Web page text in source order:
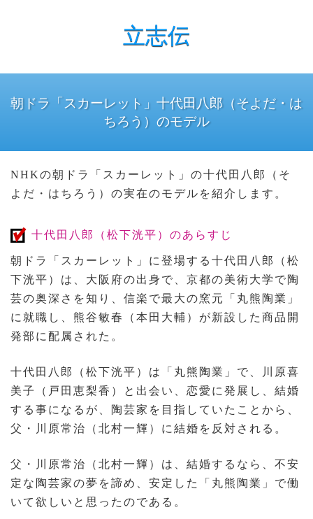
立志伝
朝ドラ「スカーレット」十代田八郎（そよだ・は
ちろう）のモデル
NHKの朝ドラ「スカーレット」の十代田八郎（そ
よだ・はちろう）の実在のモデルを紹介します。
十代田八郎（松下洸平）のあらすじ
朝ドラ「スカーレット」に登場する十代田八郎（松
下洸平）は、大阪府の出身で、京都の美術大学で陶
芸の奥深さを知り、信楽で最大の窯元「丸熊陶業」
に就職し、熊谷敏春（本田大輔）が新設した商品開
発部に配属された。
十代田八郎（松下洸平）は「丸熊陶業」で、川原喜
美子（戸田恵梨香）と出会い、恋愛に発展し、結婚
する事になるが、陶芸家を目指していたことから、
父・川原常治（北村一輝）に結婚を反対される。
父・川原常治（北村一輝）は、結婚するなら、不安
定な陶芸家の夢を諦め、安定した「丸熊陶業」で働
いて欲しいと思ったのである。